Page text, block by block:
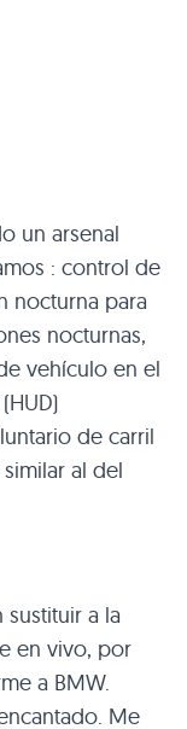
un arsenal
: control de
nocturna para
nocturnas,
vehículo en el
de carril
al del
a la
en vivo, por
a BMW.
Me